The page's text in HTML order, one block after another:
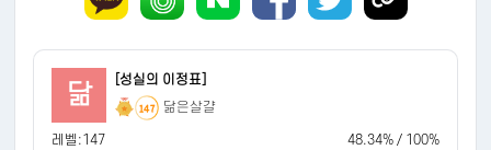
닮
[성실의 이정표]
147 닮은살걀
레벨:147 48.34% / 100%